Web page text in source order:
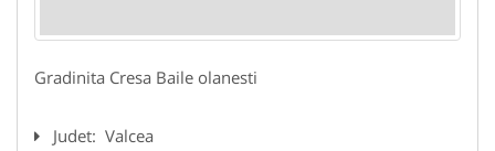
Gradinita Cresa Baile olanesti
Judet: Valcea